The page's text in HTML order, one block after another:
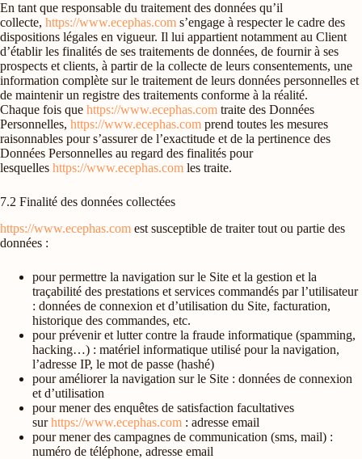
En tant que responsable du traitement des données qu’il
collecte, https://www.ecephas.com s’engage à respecter le cadre des
dispositions légales en vigueur. Il lui appartient notamment au Client
d’établir les finalités de ses traitements de données, de fournir à ses
prospects et clients, à partir de la collecte de leurs consentements, une
information complète sur le traitement de leurs données personnelles et
de maintenir un registre des traitements conforme à la réalité.
Chaque fois que https://www.ecephas.com traite des Données
Personnelles, https://www.ecephas.com prend toutes les mesures
raisonnables pour s’assurer de l’exactitude et de la pertinence des
Données Personnelles au regard des finalités pour
lesquelles https://www.ecephas.com les traite.
7.2 Finalité des données collectées
https://www.ecephas.com est susceptible de traiter tout ou partie des
données :
pour permettre la navigation sur le Site et la gestion et la
traçabilité des prestations et services commandés par l’utilisateur
: données de connexion et d’utilisation du Site, facturation,
historique des commandes, etc.
pour prévenir et lutter contre la fraude informatique (spamming,
hacking…) : matériel informatique utilisé pour la navigation,
l’adresse IP, le mot de passe (hashé)
pour améliorer la navigation sur le Site : données de connexion
et d’utilisation
pour mener des enquêtes de satisfaction facultatives
surhttps://www.ecephas.com : adresse email
pour mener des campagnes de communication (sms, mail) :
numéro de téléphone, adresse email